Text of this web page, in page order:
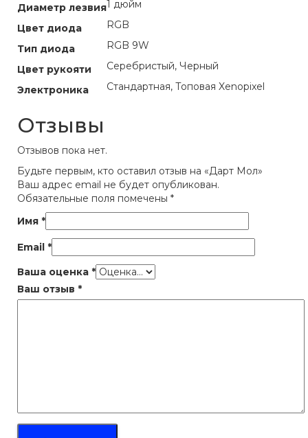
Диаметр лезвия1 дюйм
Цвет диода
RGB
Тип диода
RGB 9W
Цвет рукояти
Серебристый, Черный
Электроника
Стандартная, Топовая Xenopixel
Отзывы
Отзывов пока нет.
Будьте первым, кто оставил отзыв на «Дарт Мол»
Ваш адрес email не будет опубликован.
Обязательные поля помечены *
Имя *
Email *
Ваша оценка *
Ваш отзыв *